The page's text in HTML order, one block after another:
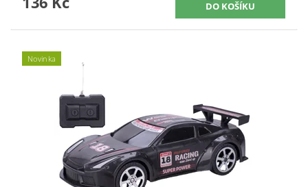
Novinka